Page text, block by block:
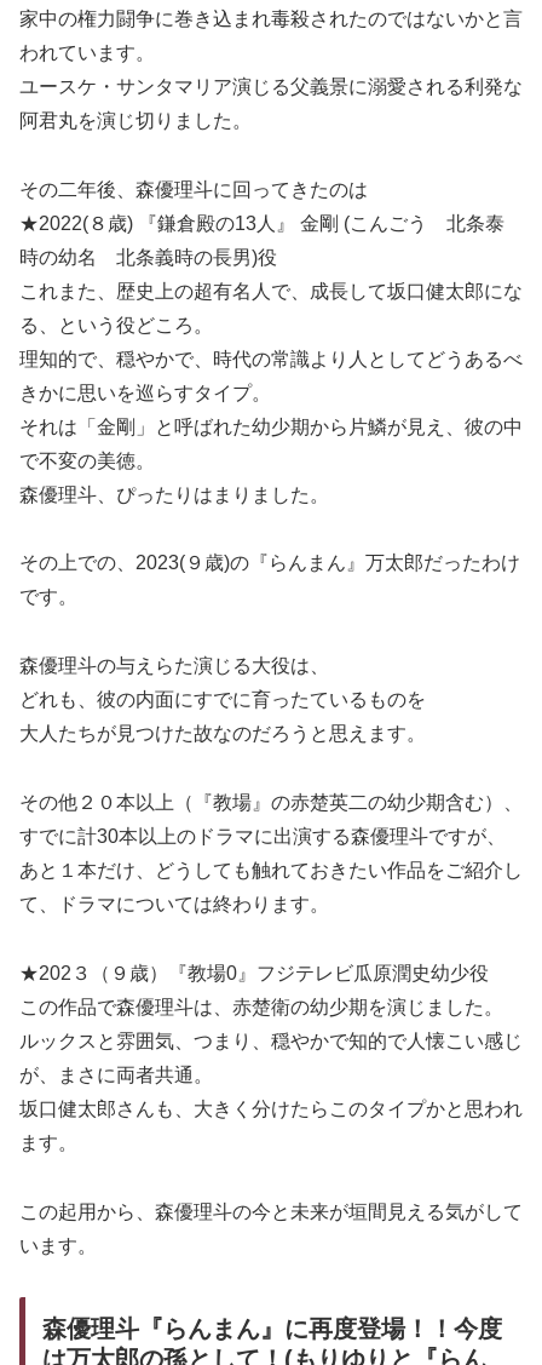
家中の権力闘争に巻き込まれ毒殺されたのではないかと言
われています。
ユースケ・サンタマリア演じる父義景に溺愛される利発な
阿君丸を演じ切りました。
その二年後、森優理斗に回ってきたのは
★2022(８歳) 『鎌倉殿の13人』 金剛 (こんごう 北条泰
時の幼名 北条義時の長男)役
これまた、歴史上の超有名人で、成長して坂口健太郎にな
る、という役どころ。
理知的で、穏やかで、時代の常識より人としてどうあるべ
きかに思いを巡らすタイプ。
それは「金剛」と呼ばれた幼少期から片鱗が見え、彼の中
で不変の美徳。
森優理斗、ぴったりはまりました。
その上での、2023(９歳)の『らんまん』万太郎だったわけ
です。
森優理斗の与えらた演じる大役は、
どれも、彼の内面にすでに育ったているものを
大人たちが見つけた故なのだろうと思えます。
その他２０本以上（『教場』の赤楚英二の幼少期含む）、
すでに計30本以上のドラマに出演する森優理斗ですが、
あと１本だけ、どうしても触れておきたい作品をご紹介し
て、ドラマについては終わります。
★202３（９歳）『教場0』フジテレビ瓜原潤史幼少役
この作品で森優理斗は、赤楚衛の幼少期を演じました。
ルックスと雰囲気、つまり、穏やかで知的で人懐こい感じ
が、まさに両者共通。
坂口健太郎さんも、大きく分けたらこのタイプかと思われ
ます。
この起用から、森優理斗の今と未来が垣間見える気がして
います。
森優理斗『らんまん』に再度登場！！今度
は万太郎の孫として！(もりゆりと『らん